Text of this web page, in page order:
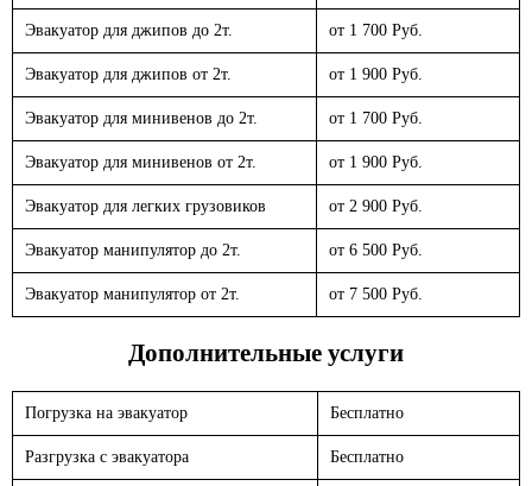
Эвакуатор для джипов до 2т. от 1 700 Руб.
Эвакуатор для джипов от 2т. от 1 900 Руб.
Эвакуатор для минивенов до 2т. от 1 700 Руб.
Эвакуатор для минивенов от 2т. от 1 900 Руб.
Эвакуатор для легких грузовиков от 2 900 Руб.
Эвакуатор манипулятор до 2т. от 6 500 Руб.
Эвакуатор манипулятор от 2т. от 7 500 Руб.
Дополнительные услуги
Погрузка на эвакуатор Бесплатно
Разгрузка с эвакуатора Бесплатно